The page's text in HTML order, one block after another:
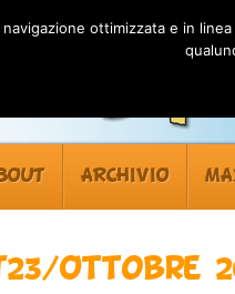
ARCHIVIO
Ottobre
ottimizzata e in